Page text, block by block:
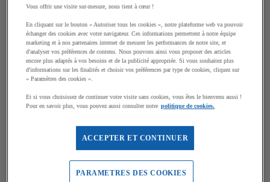
Vous offrir une visite sur-mesure, nous tient à cœur !
En cliquant sur le bouton « Autoriser tous les cookies », notre plateforme web va pouvoir
échanger des cookies avec votre navigateur. Ces informations permettent à notre équipe
marketing et à nos partenaires internet de mesurer les performances de notre site, et
d'analyser vos préférences de contenu. Nous pouvons ainsi vous proposer des articles
encore plus adaptés à vos besoins et de la publicité appropriée. Si vous souhaitez plus
d'informations sur les finalités et choisir vos préférences par type de cookies, cliquez sur
« Paramètres des cookies ».
Et si vous choisissez de continuer votre visite sans cookies, vous êtes le bienvenu aussi !
Pour en savoir plus, vous pouvez aussi consulter notre politique de cookies.
ACCEPTER ET CONTINUER
PARAMETRES DES COOKIES